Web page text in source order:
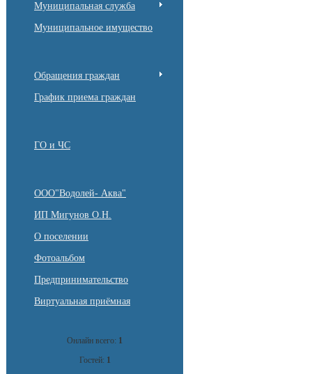
Муниципальная служба
Муниципальное имущество
Обращения граждан
График приема граждан
ГО и ЧС
ООО"Водолей- Аква"
ИП Мигунов О.Н.
О поселении
Фотоальбом
Предпринимательство
Виртуальная приёмная
Онлайн всего: 1
Гостей: 1